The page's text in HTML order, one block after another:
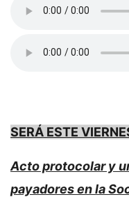
SERÁ ESTE
Acto protocolar y
payadores en la